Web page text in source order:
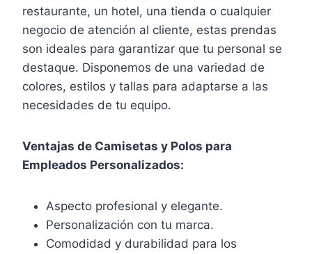
restaurante, un hotel, una tienda o cualquier
negocio de atención al cliente, estas prendas
son ideales para garantizar que tu personal se
destaque. Disponemos de una variedad de
colores, estilos y tallas para adaptarse a las
necesidades de tu equipo.
Ventajas de Camisetas y Polos para
Empleados Personalizados:
Aspecto profesional y elegante.
Personalización con tu marca.
Comodidad y durabilidad para los